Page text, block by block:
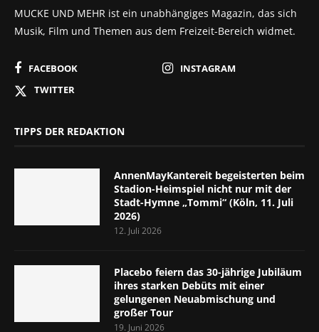
MUCKE UND MEHR ist ein unabhängiges Magazin, das sich
Musik, Film und Themen aus dem Freizeit-Bereich widmet.
FACEBOOK
INSTAGRAM
TWITTER
TIPPS DER REDAKTION
AnnenMayKantereit begeisterten beim
Stadion-Heimspiel nicht nur mit der
Stadt-Hymne „Tommi“ (Köln, 11. Juli
2026)
12. Juli 2026
Placebo feiern das 30-jährige Jubiläum
ihres starken Debüts mit einer
gelungenen Neuabmischung und
großer Tour
19. Juni 2026